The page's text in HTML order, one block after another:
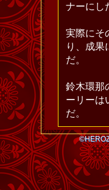
ナーにし
実際にそ
り、成果
だ。
鈴木環那
ーリーは
だ。